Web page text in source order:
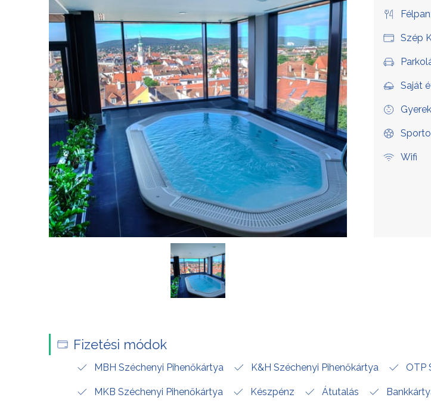
Szép
Saját
Wifi
Fizetési módok
MBH Széchenyi Pihenőkártya K&H Széchenyi Pihenőkártya OTP
MKB Széchenyi Pihenőkártya Készpénz Átutalás